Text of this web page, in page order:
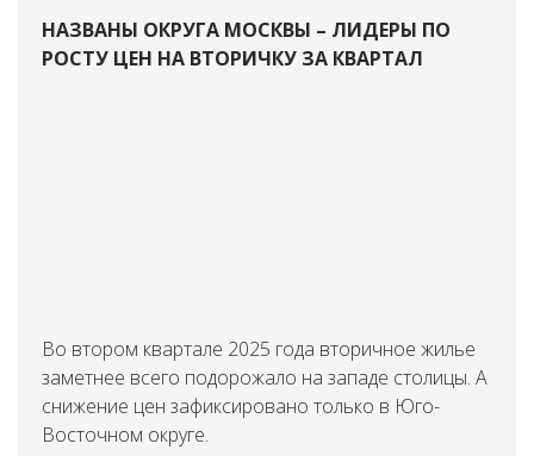
НАЗВАНЫ ОКРУГА МОСКВЫ – ЛИДЕРЫ ПО
РОСТУ ЦЕН НА ВТОРИЧКУ ЗА КВАРТАЛ
Во втором квартале 2025 года вторичное жилье
заметнее всего подорожало на западе столицы. А
снижение цен зафиксировано только в Юго-
Восточном округе.